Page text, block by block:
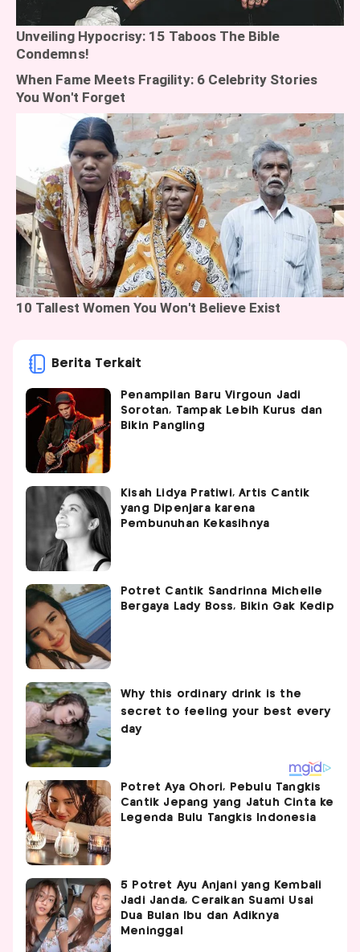
Berita Terkait
Penampilan Baru Virgoun Jadi
Sorotan, Tampak Lebih Kurus dan
Bikin Pangling
Kisah Lidya Pratiwi, Artis Cantik
yang Dipenjara karena
Pembunuhan Kekasihnya
Potret Cantik Sandrinna Michelle
Bergaya Lady Boss, Bikin Gak Kedip
Potret Aya Ohori, Pebulu Tangkis
Cantik Jepang yang Jatuh Cinta ke
Legenda Bulu Tangkis Indonesia
5 Potret Ayu Anjani yang Kembali
Jadi Janda, Ceraikan Suami Usai
Dua Bulan Ibu dan Adiknya
Meninggal